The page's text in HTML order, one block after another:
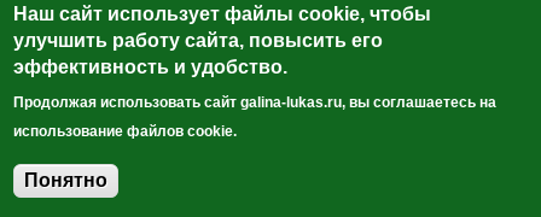
Очень хороший номер! И вид из окон... уютный какой-то,
что ли.
Наш сайт использует файлы cookie, чтобы
улучшить работу сайта, повысить его
эффективность и удобство.
Продолжая использовать сайт galina-lukas.ru, вы соглашаетесь на
использование файлов cookie.
Понятно